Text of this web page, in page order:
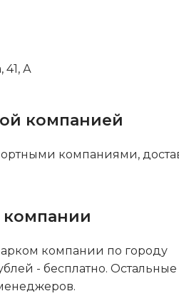
41, А
компанией
компаниями,
компании
компании по городу
- бесплатно. Остальные